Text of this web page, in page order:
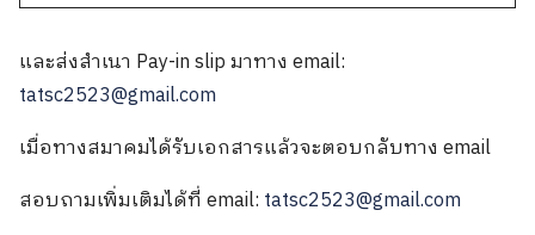
และส่งสำเนา Pay-in slip มาทาง email:
tatsc2523@gmail.com
เมื่อทางสมาคมได้รับเอกสารแล้วจะตอบกลับทาง email
สอบถามเพิ่มเติมได้ที่ email: tatsc2523@gmail.com